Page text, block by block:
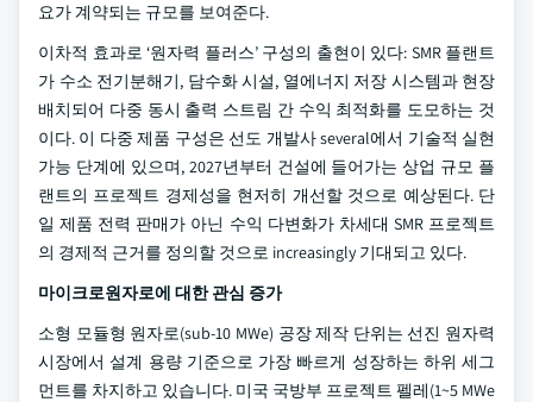
요가 계약되는 규모를 보여준다.
이차적 효과로 ‘원자력 플러스’ 구성의 출현이 있다: SMR 플랜트
가 수소 전기분해기, 담수화 시설, 열에너지 저장 시스템과 현장
배치되어 다중 동시 출력 스트림 간 수익 최적화를 도모하는 것
이다. 이 다중 제품 구성은 선도 개발사 several에서 기술적 실현
가능 단계에 있으며, 2027년부터 건설에 들어가는 상업 규모 플
랜트의 프로젝트 경제성을 현저히 개선할 것으로 예상된다. 단
일 제품 전력 판매가 아닌 수익 다변화가 차세대 SMR 프로젝트
의 경제적 근거를 정의할 것으로 increasingly 기대되고 있다.
마이크로원자로에 대한 관심 증가
소형 모듈형 원자로(sub-10 MWe) 공장 제작 단위는 선진 원자력
시장에서 설계 용량 기준으로 가장 빠르게 성장하는 하위 세그
먼트를 차지하고 있습니다. 미국 국방부 프로젝트 펠레(1~5 MWe